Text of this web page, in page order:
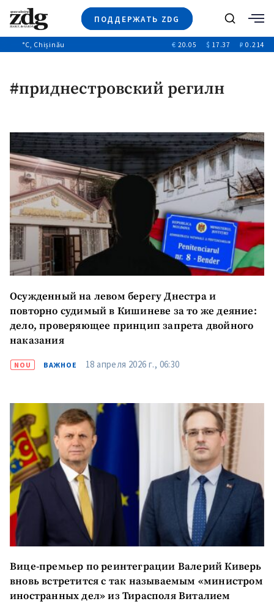
ПОДДЕРЖАТЬ ZDG
Новости
Расследования
Видео
Выборы 2025
Поиск
°C, Chișinău € 20.05 $ 17.37 ₽ 0.214
#приднестровский регилн
Осужденный на левом берегу Днестра и
повторно судимый в Кишиневе за то же деяние:
дело, проверяющее принцип запрета двойного
наказания
NOU ВАЖНОЕ 18 апреля 2026 г., 06:30
Вице-премьер по реинтеграции Валерий Киверь
вновь встретится с так называемым «министром
иностранных дел» из Тирасполя Виталием